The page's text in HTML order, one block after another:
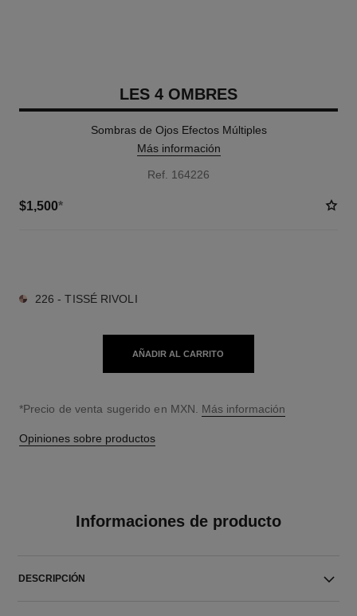
LES 4 OMBRES
Sombras de Ojos Efectos Múltiples
Más información
Ref. 164226
$1,500*
226 - TISSÉ RIVOLI
AÑADIR AL CARRITO
↩
*Precio de venta sugerido en MXN. Más información
Opiniones sobre productos
Informaciones de producto
DESCRIPCIÓN